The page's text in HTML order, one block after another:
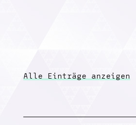
Alle Einträge anzeigen